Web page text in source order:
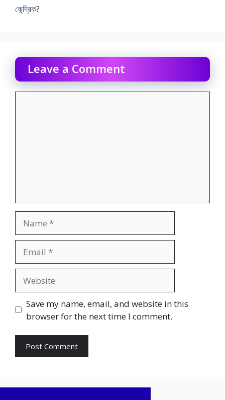
কেন্দ্রিক?
Leave a Comment
Save my name, email, and website in this
browser for the next time I comment.